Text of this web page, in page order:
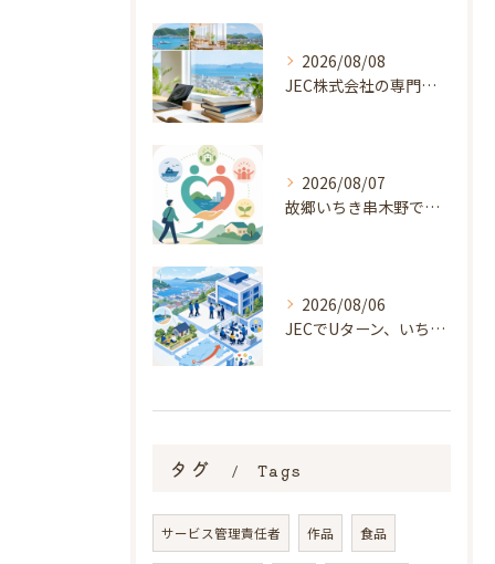
2026/08/08
JEC株式会社の専門性を支える学びと評価軸
2026/08/07
故郷いちき串木野で始める福祉オープニング勤務
2026/08/06
JECでUターン、いちき串木野オープニング勤務
タグ Tags
サービス管理責任者 作品 食品